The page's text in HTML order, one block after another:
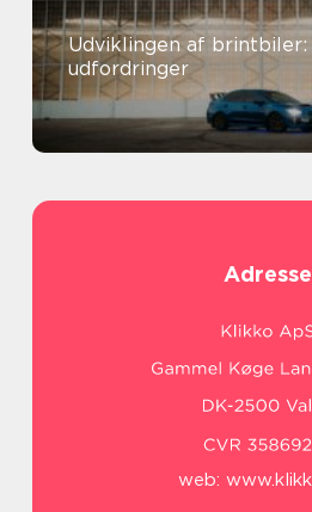
Udviklingen af brintbiler:
udfordringer
Adresse
web: